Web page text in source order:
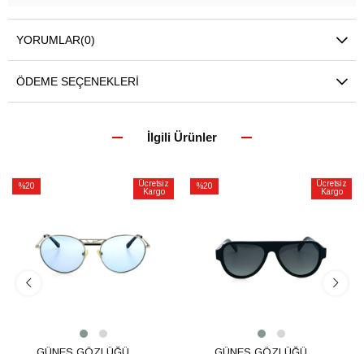
YORUMLAR(0)
ÖDEME SEÇENEKLERI
İlgili Ürünler
%20
Ücretsiz
Kargo
%20
Ücretsiz
Kargo